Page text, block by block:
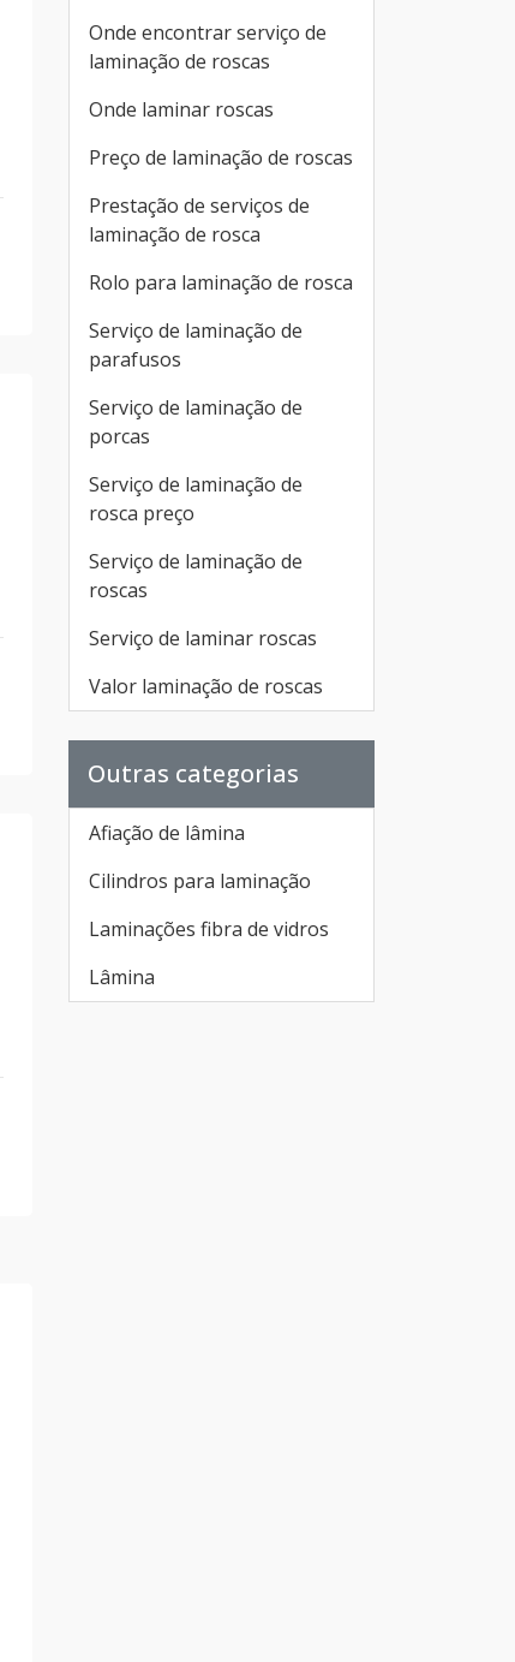
Onde encontrar serviço de
laminação de roscas
Onde laminar roscas
Preço de laminação de roscas
Prestação de serviços de
laminação de rosca
Rolo para laminação de rosca
Serviço de laminação de
parafusos
Serviço de laminação de
porcas
Serviço de laminação de
rosca preço
Serviço de laminação de
roscas
Serviço de laminar roscas
Valor laminação de roscas
Outras categorias
Afiação de lâmina
Cilindros para laminação
Laminações fibra de vidros
Lâmina